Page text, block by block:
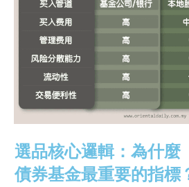
選品核心邏輯：為什麼
債券基金最重要的指標